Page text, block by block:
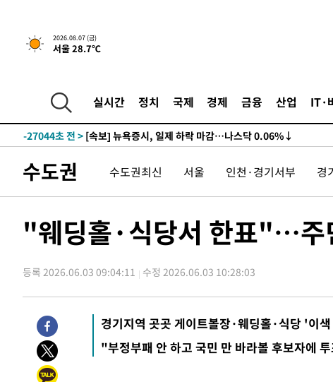
2026.08.07 (금)
서울 28.7℃
실시간 정치 국제 경제 금융 산업 IT·
-29344초 전 >
[속보]트럼프, 美 원정출산 금지 행정명령 서명
-27044초 전 >[속보] 뉴욕증시, 일제 하락 마감…나스닥 0.06%↓
-31213초 전 >[속보]美, 폴리실리콘 수입 규제…파생제품 15% 관세, 120
발효
-29364초 전 >
-27064초 전 >
[속보] 뉴욕증시, 일제 하락 마감…나스닥 0.06%↓
수도권 수도권최신 서울 인천·경기서부 경
"웨딩홀·식당서 한표"…주
등록 2026.06.03 09:04:11 수정 2026.06.03 10:28:03
경기지역 곳곳 게이트볼장·웨딩홀·식당 '이
"부정부패 안 하고 국민 만 바라볼 후보자에